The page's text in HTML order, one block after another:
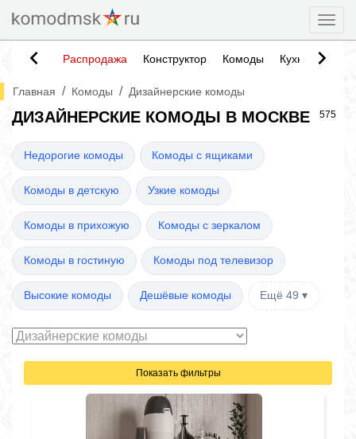
Распродажа Конструктор Комоды Кухни
Главная / Комоды / Дизайнерские комоды
ДИЗАЙНЕРСКИЕ КОМОДЫ В МОСКВЕ 575
Недорогие комоды Комоды с ящиками
Комоды в детскую Узкие комоды
Комоды в прихожую Комоды с зеркалом
Комоды в гостиную Комоды под телевизор
Высокие комоды Дешёвые комоды Ещё 49 ▾
Показать фильтры